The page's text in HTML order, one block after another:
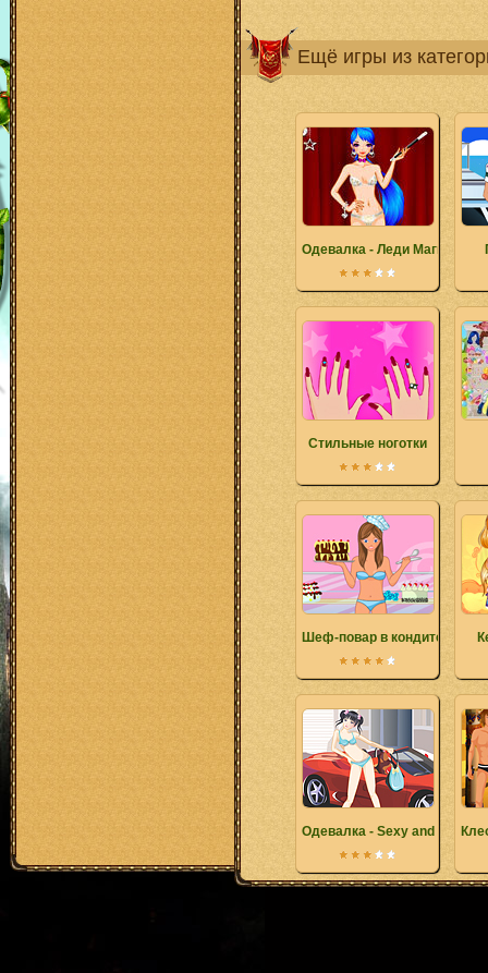
Ещё игры из
Одевалка - Леди Магия
Стильные ноготки
Шеф-повар в кондитерской
Одевалка - Sexy and